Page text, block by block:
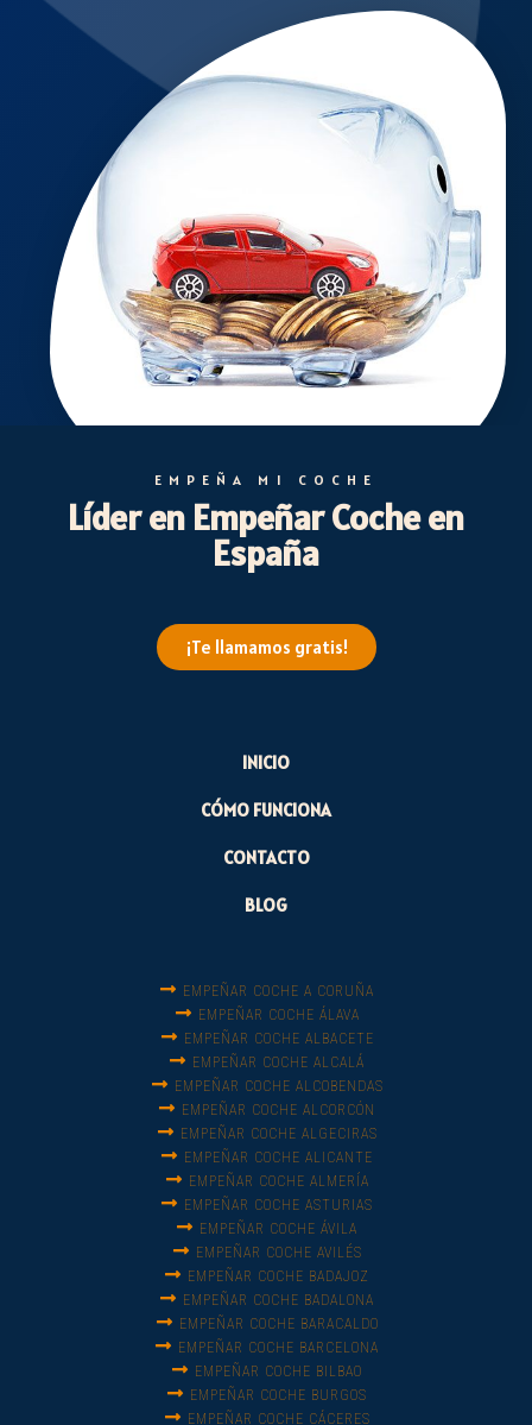
EMPEÑA MI COCHE
Líder en Empeñar Coche en
España
¡Te llamamos gratis!
INICIO
CÓMO FUNCIONA
CONTACTO
BLOG
EMPEÑAR COCHE A CORUÑA
EMPEÑAR COCHE ÁLAVA
EMPEÑAR COCHE ALBACETE
EMPEÑAR COCHE ALCALÁ
EMPEÑAR COCHE ALCOBENDAS
EMPEÑAR COCHE ALCORCÓN
EMPEÑAR COCHE ALGECIRAS
EMPEÑAR COCHE ALICANTE
EMPEÑAR COCHE ALMERÍA
EMPEÑAR COCHE ASTURIAS
EMPEÑAR COCHE ÁVILA
EMPEÑAR COCHE AVILÉS
EMPEÑAR COCHE BADAJOZ
EMPEÑAR COCHE BADALONA
EMPEÑAR COCHE BARACALDO
EMPEÑAR COCHE BARCELONA
EMPEÑAR COCHE BILBAO
EMPEÑAR COCHE BURGOS
EMPEÑAR COCHE CÁCERES